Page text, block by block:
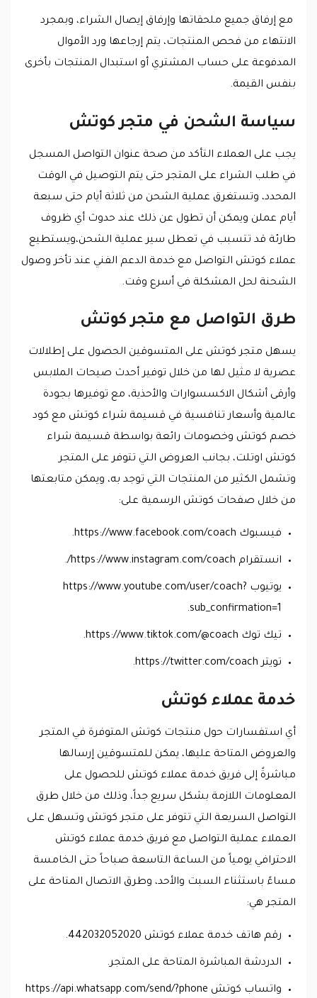
مع إرفاق جميع ملحقاتها وإرفاق إيصال الشراء، وبمجرد
الانتهاء من فحص المنتجات، يتم إرجاعها ورد الأموال
المدفوعة على حساب المشتري أو استبدال المنتجات بأخرى
بنفس القيمة.
سياسة الشحن في متجر كوتش
يجب على العملاء التأكد من صحة عنوان التواصل المسجل
في طلب الشراء على المتجر حتى يتم التوصيل في الوقت
المحدد، وتستغرق عملية الشحن من ثلاثة أيام حتى سبعة
أيام عملن ويمكن أن تطول عن ذلك عند حدوث أي ظروف
طارئة قد تتسبب في تعطل سير عملية الشحن،ويستطيع
عملاء كوتش التواصل مع خدمة الدعم الفني عند تأخر وصول
الشحنة لحل المشكلة في أسرع وقت.
طرق التواصل مع متجر كوتش
يسهل متجر كوتش على المتسوقين الحصول على إطلالات
عصرية لا مثيل لها من خلال توفير أحدث صيحات الملابس
وأرقى أشكال الاكسسوارات والأحذية، مع توفيرها بجودة
عالمية وأسعار تنافسية في قسيمة شراء كوتش مع كود
خصم كوتش وخصومات رائعة بواسطة قسيمة شراء
كوتش اوتلت، بجانب العروض التي تتوفر على المتجر
وتشمل الكثير من المنتجات التي توجد به، ويمكن متابعتها
من خلال صفحات كوتش الرسمية على:
فيسبوك https://www.facebook.com/coach.
انستقرام https://www.instagram.com/coach/.
يوتيوب https://www.youtube.com/user/coach?
sub_confirmation=1.
تيك توك https://www.tiktok.com/@coach.
تويتر https://twitter.com/coach.
خدمة عملاء كوتش
أي استفسارات حول منتجات كوتش المتوفرة في المتجر
والعروض المتاحة عليها، يمكن للمتسوقين إرسالها
مباشرةً إلى فريق خدمة عملاء كوتش للحصول على
المعلومات اللازمة بشكل سريع جداً، وذلك من خلال طرق
التواصل السريعة التي تتوفر على متجر كوتش وتسهل على
العملاء عملية التواصل مع فريق خدمة عملاء كوتش
الاحترافي يومياً من الساعة التاسعة صباحاً حتى الخامسة
مساءً باستثناء السبت والأحد، وطرق الاتصال المتاحة على
المتجر هي:
رقم هاتف خدمة عملاء كوتش 442032052020.
الدردشة المباشرة المتاحة على المتجر.
واتساب كوتش https://api.whatsapp.com/send/?phone